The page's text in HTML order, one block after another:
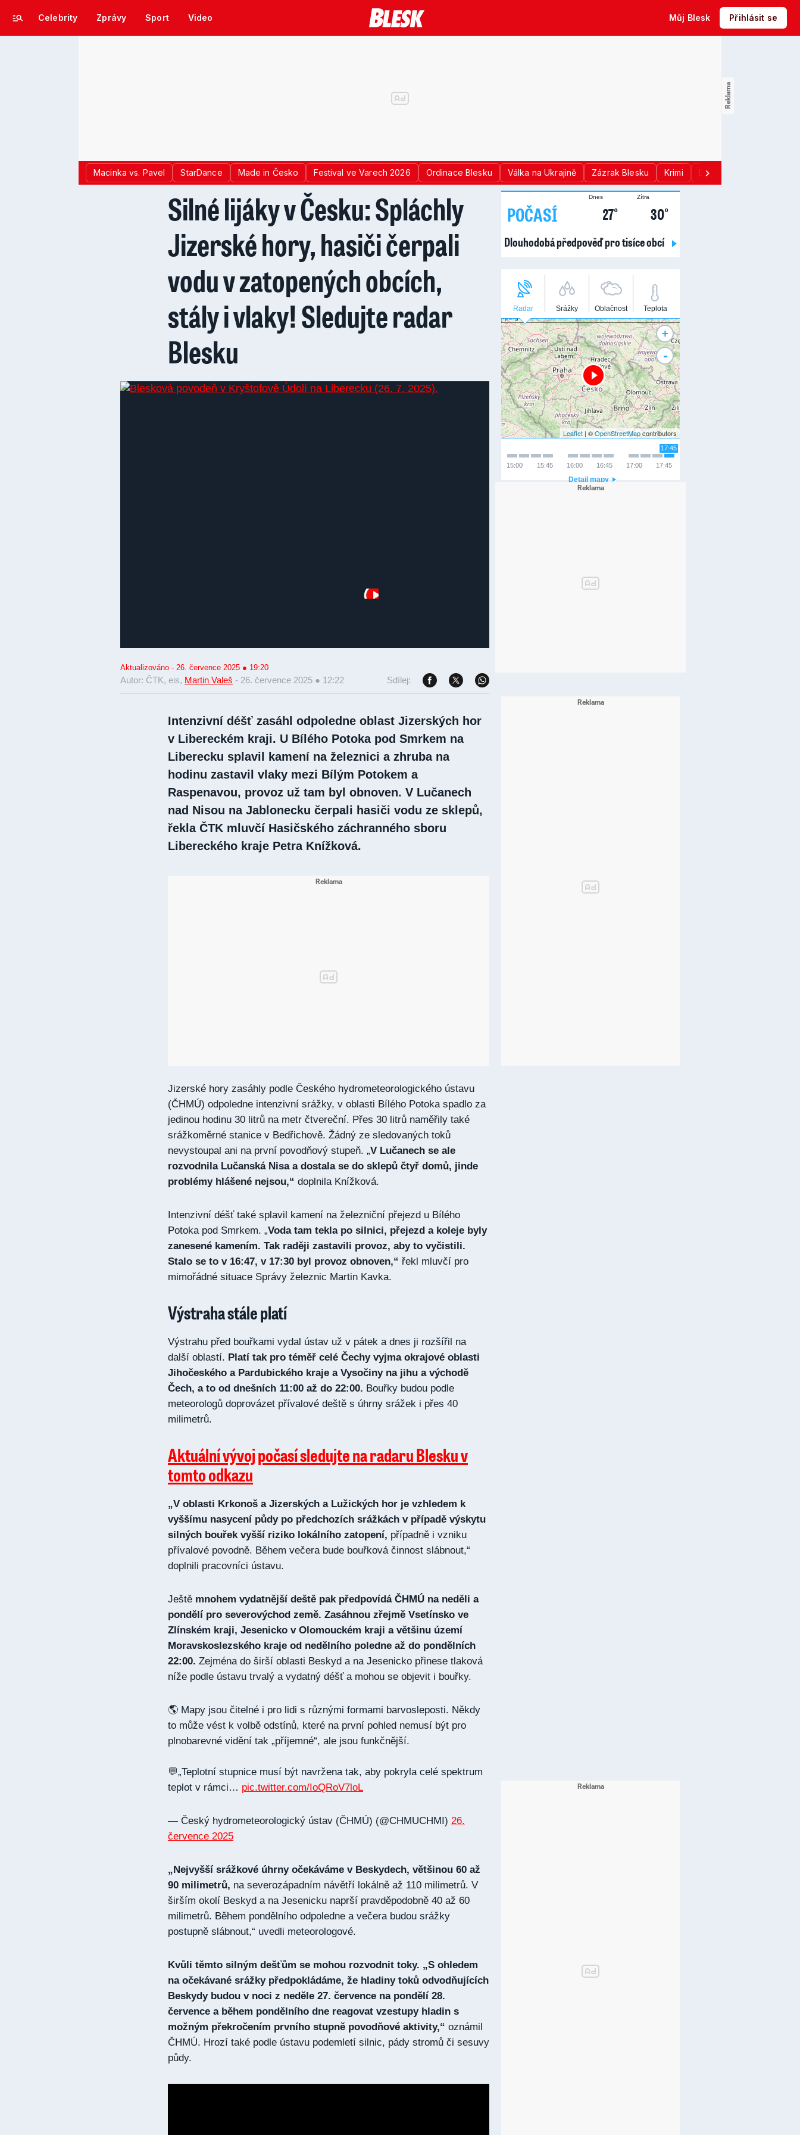
Celebrity Zprávy Sport Video Můj Blesk Přihlásit se
Macinka vs. Pavel StarDance Made in Česko Festival ve Varech 2026 Ordinace Blesku Válka na Ukrajině Zázrak Blesku Krimi Donald Trump
Silné lijáky v Česku: Spláchly
Jizerské hory, hasiči čerpali
vodu v zatopených obcích,
stály i vlaky! Sledujte radar
Blesku
Autor: ČTK, eis, Martin Valeš -
Aktualizováno - 26. července 2025 ● 19:20
26. července 2025 ● 12:22 Sdílej:
Intenzivní déšť zasáhl odpoledne oblast Jizerských hor
v Libereckém kraji. U Bílého Potoka pod Smrkem na
Liberecku splavil kamení na železnici a zhruba na
hodinu zastavil vlaky mezi Bílým Potokem a
Raspenavou, provoz už tam byl obnoven. V Lučanech
nad Nisou na Jablonecku čerpali hasiči vodu ze sklepů,
řekla ČTK mluvčí Hasičského záchranného sboru
Libereckého kraje Petra Knížková.
Jizerské hory zasáhly podle Českého hydrometeorologického ústavu
(ČHMÚ) odpoledne intenzivní srážky, v oblasti Bílého Potoka spadlo za
jedinou hodinu 30 litrů na metr čtvereční. Přes 30 litrů naměřily také
srážkoměrné stanice v Bedřichově. Žádný ze sledovaných toků
nevystoupal ani na první povodňový stupeň. „V Lučanech se ale
rozvodnila Lučanská Nisa a dostala se do sklepů čtyř domů, jinde
problémy hlášené nejsou,“ doplnila Knížková.
Intenzivní déšť také splavil kamení na železniční přejezd u Bílého
Potoka pod Smrkem. „Voda tam tekla po silnici, přejezd a koleje byly
zanesené kamením. Tak raději zastavili provoz, aby to vyčistili.
Stalo se to v 16:47, v 17:30 byl provoz obnoven,“ řekl mluvčí pro
mimořádné situace Správy železnic Martin Kavka.
Výstraha stále platí
Výstrahu před bouřkami vydal ústav už v pátek a dnes ji rozšířil na
další oblastí. Platí tak pro téměř celé Čechy vyjma okrajové oblasti
Jihočeského a Pardubického kraje a Vysočiny na jihu a východě
Čech, a to od dnešních 11:00 až do 22:00. Bouřky budou podle
meteorologů doprovázet přívalové deště s úhrny srážek i přes 40
milimetrů.
Aktuální vývoj počasí sledujte na radaru Blesku v
tomto odkazu
„V oblasti Krkonoš a Jizerských a Lužických hor je vzhledem k
vyššímu nasycení půdy po předchozích srážkách v případě výskytu
silných bouřek vyšší riziko lokálního zatopení, případně i vzniku
přívalové povodně. Během večera bude bouřková činnost slábnout,“
doplnili pracovníci ústavu.
Ještě mnohem vydatnější deště pak předpovídá ČHMÚ na neděli a
pondělí pro severovýchod země. Zasáhnou zřejmě Vsetínsko ve
Zlínském kraji, Jesenicko v Olomouckém kraji a většinu území
Moravskoslezského kraje od nedělního poledne až do pondělních
22:00. Zejména do širší oblasti Beskyd a na Jesenicko přinese tlaková
níže podle ústavu trvalý a vydatný déšť a mohou se objevit i bouřky.
🌎 Mapy jsou čitelné i pro lidi s různými formami barvosleposti. Někdy
to může vést k volbě odstínů, které na první pohled nemusí být pro
plnobarevné vidění tak „příjemné“, ale jsou funkčnější.
💬„Teplotní stupnice musí být navržena tak, aby pokryla celé spektrum
teplot v rámci… pic.twitter.com/IoQRoV7loL
— Český hydrometeorologický ústav (ČHMÚ) (@CHMUCHMI) 26.
července 2025
„Nejvyšší srážkové úhrny očekáváme v Beskydech, většinou 60 až
90 milimetrů, na severozápadním návětří lokálně až 110 milimetrů. V
širším okolí Beskyd a na Jesenicku naprší pravděpodobně 40 až 60
milimetrů. Během pondělního odpoledne a večera budou srážky
postupně slábnout,“ uvedli meteorologové.
Kvůli těmto silným dešťům se mohou rozvodnit toky. „S ohledem
na očekávané srážky předpokládáme, že hladiny toků odvodňujících
Beskydy budou v noci z neděle 27. července na pondělí 28.
července a během pondělního dne reagovat vzestupy hladin s
možným překročením prvního stupně povodňové aktivity,“ oznámil
ČHMÚ. Hrozí také podle ústavu podemletí silnic, pády stromů či sesuvy
půdy.
POČASÍ
Dnes
27°
Zítra
30°
Dlouhodobá předpověď pro tisíce obcí
Radar Srážky Oblačnost Teplota
+
-
Leaflet | ©OpenStreetMapcontributors
17:45
17:45
17:00
16:45
16:00
15:45
15:00
Detail mapy